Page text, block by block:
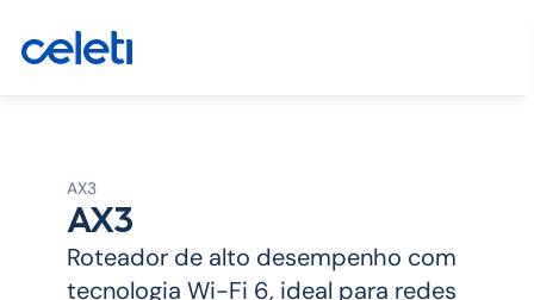
AX3
AX3
Roteador de alto desempenho com
tecnologia Wi-Fi 6, ideal para redes